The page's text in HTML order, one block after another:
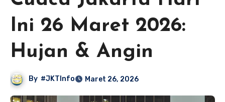
Ini 26 Maret 2026:
Hujan & Angin
By #JKTInfo Maret 26, 2026